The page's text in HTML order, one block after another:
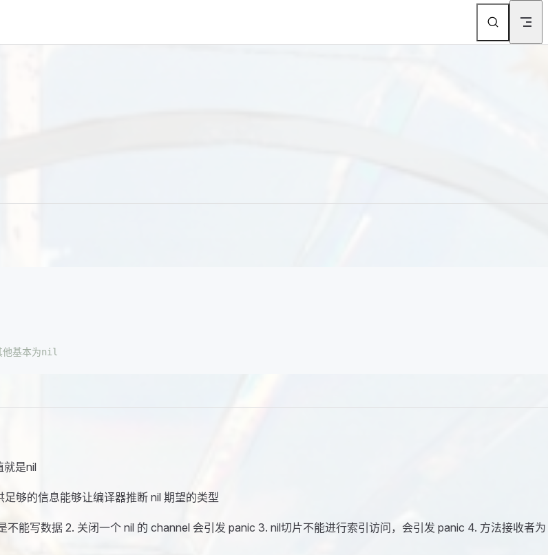
他基本为nil
就是nil
够的信息能够让编译器推断 nil 期望的类型
能写数据 2. 关闭一个 nil 的 channel 会引发 panic 3. nil切片不能进行索引访问，会引发 panic 4. 方法接收者为